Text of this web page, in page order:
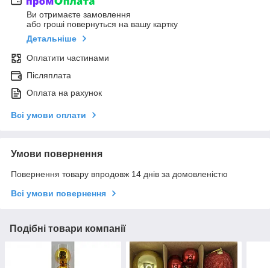
Ви отримаєте замовлення
або гроші повернуться на вашу картку
Детальніше
Оплатити частинами
Післяплата
Оплата на рахунок
Всі умови оплати
Умови повернення
Повернення товару впродовж 14 днів за домовленістю
Всі умови повернення
Подібні товари компанії